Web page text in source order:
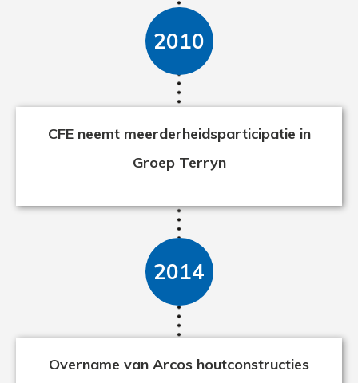
2010
CFE neemt meerderheidsparticipatie in
Groep Terryn
2014
Overname van Arcos houtconstructies